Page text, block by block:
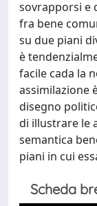
sovrapporsi e
fra bene
su due piani
è
facile cada la
assimilazione
disegno
di illustrare le
semantica
piani in cui
Scheda